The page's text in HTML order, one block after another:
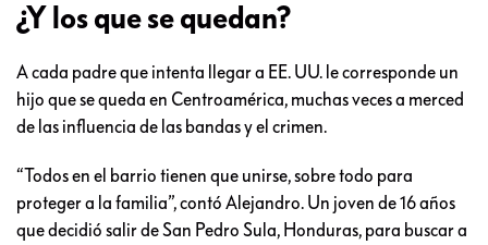
¿Y los que se quedan?
A cada padre que intenta llegar a EE. UU. le corresponde un
hijo que se queda en Centroamérica, muchas veces a merced
de las influencia de las bandas y el crimen.
“Todos en el barrio tienen que unirse, sobre todo para
proteger a la familia”, contó Alejandro. Un joven de 16 años
que decidió salir de San Pedro Sula, Honduras, para buscar a